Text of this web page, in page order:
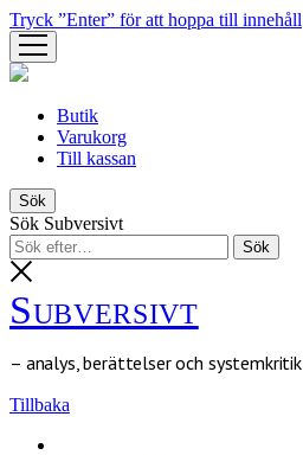
Tryck ”Enter” för att hoppa till innehåll
öppna
meny
Butik
Varukorg
Till kassan
Sök
Sök Subversivt
Subversivt
– analys, berättelser och systemkritik
Tillbaka